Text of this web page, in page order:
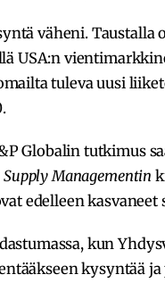
väheni. Taustalla
USA:n
tuleva uusi
Globalin tutkimus
Managementin
edelleen kasvaneet
kun
kysyntää